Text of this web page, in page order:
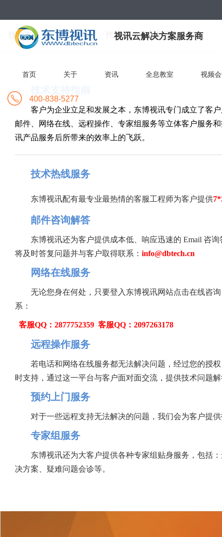
视讯云解决方案服务商
首页 关于 资讯 全息教室 视频
400-838-5277
技术支持 售后服务 代理合作 常见问题
客户为企业立足和发展之本，东博视讯专门成立了客
邮件、网络在线、远程操作、专家组服务等立体客户服务
讯产品服务后所带来的效率上的飞跃。
技术热线服务
东博视讯配有最专业最热情的客服工程师为客户提供
邮件咨询解答
东博视讯还为客户提供成本低、响应迅速的 Email 咨
将及时答复问题并与客户取得联系： info@dbtech.cn
网络在线服务
无论您身在何处，只要登入东博视讯网站点击在线咨
系：
客服QQ：2877752359客服QQ：2097263178
远程操作服务
若电话和网络在线服务都无法解决问题，经过您的授
时支持，通过这一平台与客户面对面交流，提供技术问题
预约上门服务
对于一些远程支持无法解决的问题，我们会为客户提
专家组服务
东博视讯还为大客户提供各种专家组贴身服务，包括
决方案、疑难问题会诊等。